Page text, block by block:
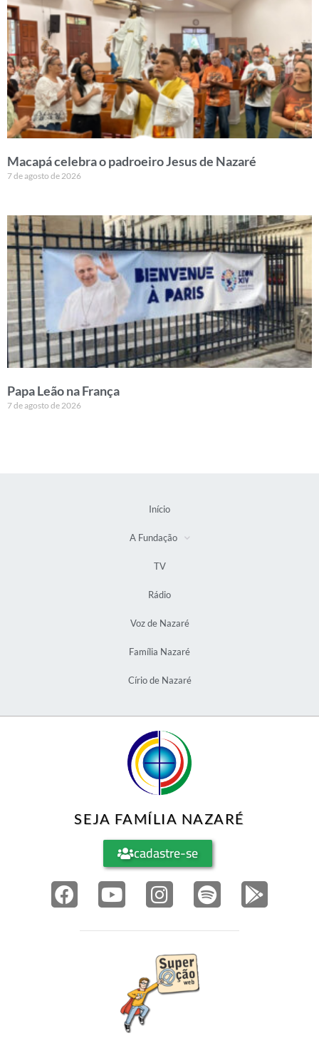
Macapá celebra o padroeiro Jesus de Nazaré
7 de agosto de 2026
Papa Leão na França
7 de agosto de 2026
Início
A Fundação
TV
Rádio
Voz de Nazaré
Família Nazaré
Círio de Nazaré
SEJA FAMÍLIA NAZARÉ
cadastre-se